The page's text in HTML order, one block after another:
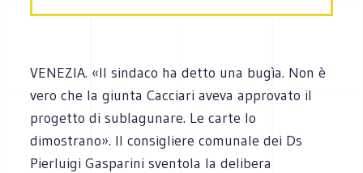
VENEZIA. «Il sindaco ha detto una bugìa. Non è
vero che la giunta Cacciari aveva approvato il
progetto di sublagunare. Le carte lo
dimostrano». Il consigliere comunale dei Ds
Pierluigi Gasparini sventola la delibera